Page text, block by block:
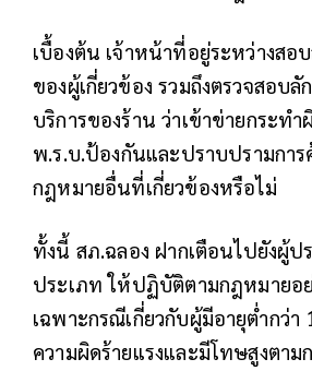
เบื้องต้น เจ้าหน้าที่อยู่ระหว่างส
ของผู้เกี่ยวข้อง รวมถึงตรวจสอบ
บริการของร้าน ว่าเข้าข่ายกระทำ
พ.ร.บ.ป้องกันและปราบปรามกา
กฎหมายอื่นที่เกี่ยวข้องหรือไม่
ทั้งนี้ สภ.ฉลอง ฝากเตือนไปยังผู้ป
ประเภท ให้ปฏิบัติตามกฎหมายอย่
เฉพาะกรณีเกี่ยวกับผู้มีอายุต่ำกว่า
ความผิดร้ายแรงและมีโทษสูงตา